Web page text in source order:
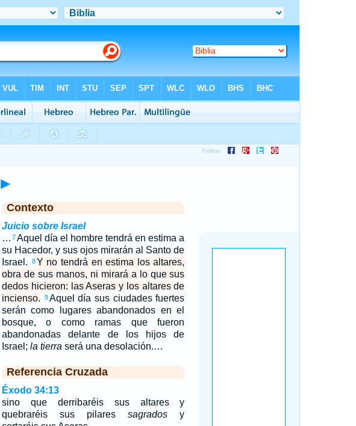
►
Contexto
Juicio sobre Israel
… 7Aquel día el hombre tendrá en estima a
su Hacedor, y sus ojos mirarán al Santo de
Israel.
8 Y no tendrá en estima los altares,
obra de sus manos, ni mirará a lo que sus
dedos hicieron: las Aseras y los altares de
incienso.
9Aquel día sus ciudades fuertes
serán como lugares abandonados en el
bosque, o como ramas que fueron
abandonadas delante de los hijos de
Israel; la tierra será una desolación.…
Referencia Cruzada
Éxodo 34:13
sino que derribaréis sus altares y
quebraréis sus pilaressagrados y